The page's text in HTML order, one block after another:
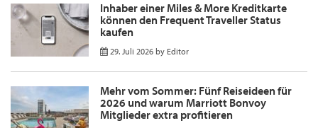
Inhaber einer Miles & More Kreditkarte
können den Frequent Traveller Status
kaufen
29. Juli 2026 by Editor
Mehr vom Sommer: Fünf Reiseideen für
2026 und warum Marriott Bonvoy
Mitglieder extra profitieren